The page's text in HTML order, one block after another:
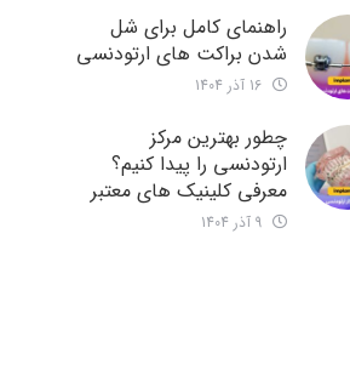
راهنمای کامل برای شل
شدن براکت های ارتودنسی
چطور بهترین مرکز
ارتودنسی را پیدا کنیم؟
معرفی کلینیک های معتبر